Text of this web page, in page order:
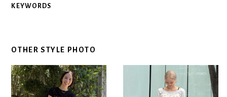
KEYWORDS
OTHER STYLE PHOTO